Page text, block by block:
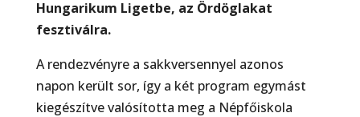
Hungarikum Ligetbe, az Ördöglakat
fesztiválra.
A rendezvényre a sakkversennyel azonos
napon került sor, így a két program egymást
kiegészítve valósította meg a Népfőiskola